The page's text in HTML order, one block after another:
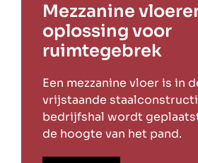
Mezzanine
oplossing voor
ruimtegebrek
Een mezzanine vloer is in
vrijstaande
bedrijfshal wordt
de hoogte van het pand.